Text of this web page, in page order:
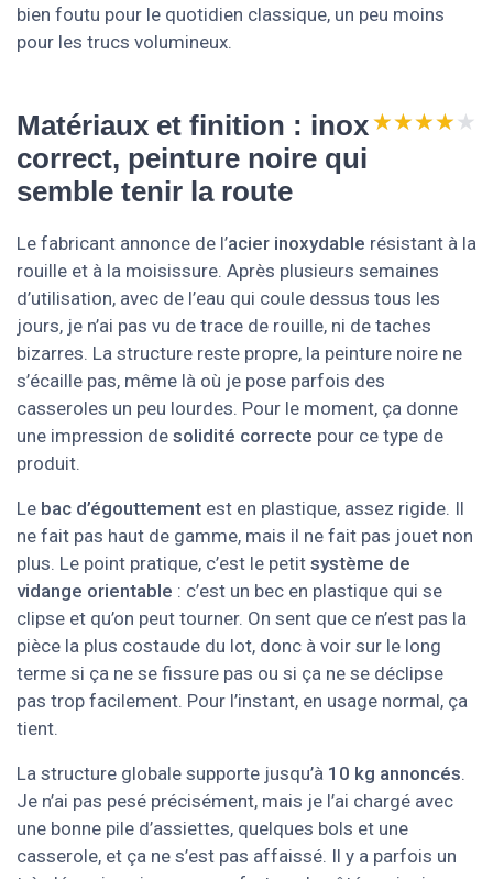
bien foutu pour le quotidien classique, un peu moins
pour les trucs volumineux.
Matériaux et finition : inox
correct, peinture noire qui
semble tenir la route
★★★★★
★★★★★
Le fabricant annonce de l’acier inoxydable résistant à la
rouille et à la moisissure. Après plusieurs semaines
d’utilisation, avec de l’eau qui coule dessus tous les
jours, je n’ai pas vu de trace de rouille, ni de taches
bizarres. La structure reste propre, la peinture noire ne
s’écaille pas, même là où je pose parfois des
casseroles un peu lourdes. Pour le moment, ça donne
une impression de solidité correcte pour ce type de
produit.
Le bac d’égouttement est en plastique, assez rigide. Il
ne fait pas haut de gamme, mais il ne fait pas jouet non
plus. Le point pratique, c’est le petit système de
vidange orientable : c’est un bec en plastique qui se
clipse et qu’on peut tourner. On sent que ce n’est pas la
pièce la plus costaude du lot, donc à voir sur le long
terme si ça ne se fissure pas ou si ça ne se déclipse
pas trop facilement. Pour l’instant, en usage normal, ça
tient.
La structure globale supporte jusqu’à 10 kg annoncés.
Je n’ai pas pesé précisément, mais je l’ai chargé avec
une bonne pile d’assiettes, quelques bols et une
casserole, et ça ne s’est pas affaissé. Il y a parfois un